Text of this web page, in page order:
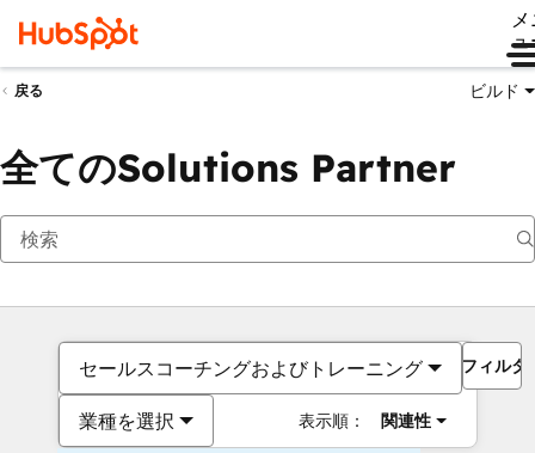
ュ
戻る ビルド
全てのSolutions Partner
セールスコーチングおよびトレーニング
業種を選択 表示順： 関連性
フィルタ